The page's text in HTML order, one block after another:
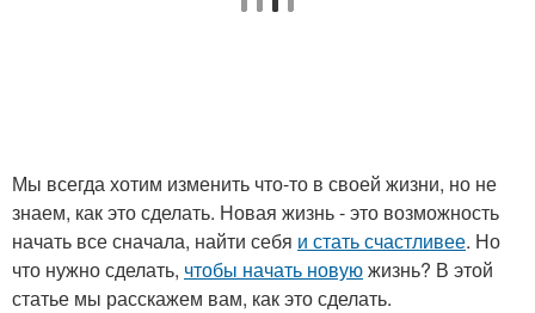
Мы всегда хотим изменить что-то в своей жизни, но не
знаем, как это сделать. Новая жизнь - это возможность
начать все сначала, найти себя и стать счастливее. Но
что нужно сделать, чтобы начать новуюжизнь? В этой
статье мы расскажем вам, как это сделать.